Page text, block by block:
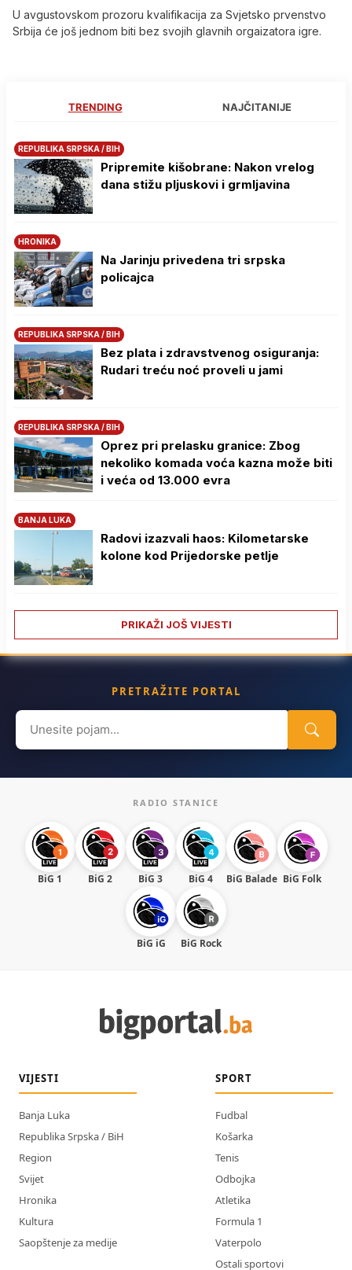
U avgustovskom prozoru kvalifikacija za Svjetsko prvenstvo
Srbija će još jednom biti bez svojih glavnih orgaizatora igre.
TRENDING NAJČITANIJE
REPUBLIKA SRPSKA / BIH
Pripremite kišobrane: Nakon vrelog
dana stižu pljuskovi i grmljavina
HRONIKA
Na Јarinju privedena tri srpska
policajca
REPUBLIKA SRPSKA / BIH
Bez plata i zdravstvenog osiguranja:
Rudari treću noć proveli u jami
REPUBLIKA SRPSKA / BIH
Oprez pri prelasku granice: Zbog
nekoliko komada voća kazna može biti
i veća od 13.000 evra
BANJA LUKA
Radovi izazvali haos: Kilometarske
kolone kod Prijedorske petlje
PRIKAŽI JOŠ VIJESTI
PRETRAŽITE PORTAL
Search
for:
RADIO STANICE
BiG 1 BiG 2 BiG 3 BiG 4 BiG Balade BiG Folk
BiG iG BiG Rock
VIJESTI
Banja Luka
Republika Srpska / BiH
Region
Svijet
Hronika
Kultura
Saopštenje za medije
SPORT
Fudbal
Košarka
Tenis
Odbojka
Atletika
Formula 1
Vaterpolo
Ostali sportovi